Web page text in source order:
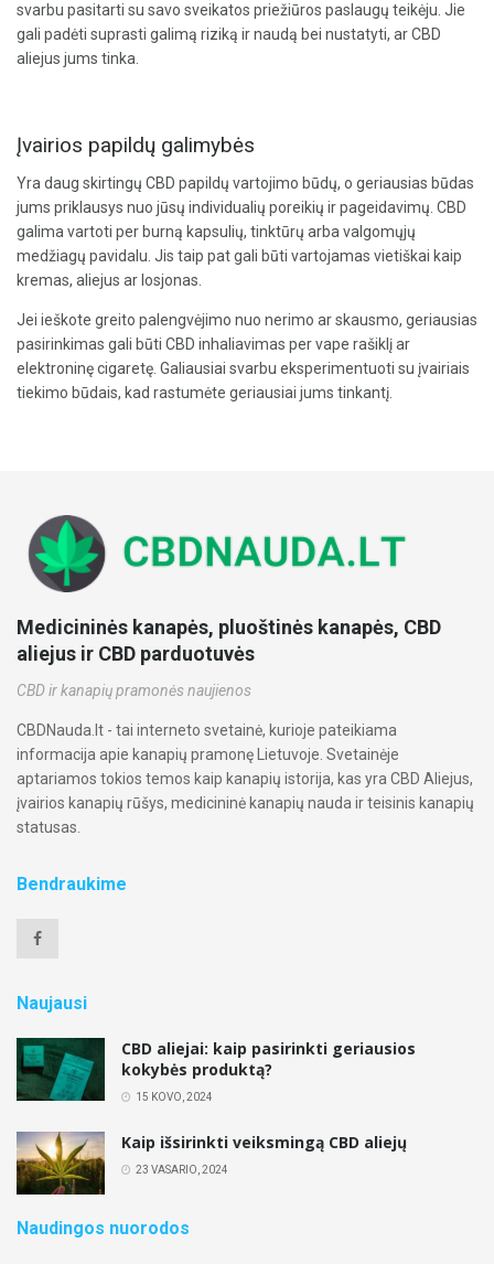
svarbu pasitarti su savo sveikatos priežiūros paslaugų teikėju. Jie
gali padėti suprasti galimą riziką ir naudą bei nustatyti, ar CBD
aliejus jums tinka.
Įvairios papildų galimybės
Yra daug skirtingų CBD papildų vartojimo būdų, o geriausias būdas
jums priklausys nuo jūsų individualių poreikių ir pageidavimų. CBD
galima vartoti per burną kapsulių, tinktūrų arba valgomųjų
medžiagų pavidalu. Jis taip pat gali būti vartojamas vietiškai kaip
kremas, aliejus ar losjonas.
Jei ieškote greito palengvėjimo nuo nerimo ar skausmo, geriausias
pasirinkimas gali būti CBD inhaliavimas per vape rašiklį ar
elektroninę cigaretę. Galiausiai svarbu eksperimentuoti su įvairiais
tiekimo būdais, kad rastumėte geriausiai jums tinkantį.
Medicininės kanapės, pluoštinės kanapės, CBD
aliejus ir CBD parduotuvės
CBD ir kanapių pramonės naujienos
CBDNauda.lt - tai interneto svetainė, kurioje pateikiama
informacija apie kanapių pramonę Lietuvoje. Svetainėje
aptariamos tokios temos kaip kanapių istorija, kas yra CBD Aliejus,
įvairios kanapių rūšys, medicininė kanapių nauda ir teisinis kanapių
statusas.
Bendraukime
Naujausi
CBD aliejai: kaip pasirinkti geriausios
kokybės produktą?
15 KOVO, 2024
Kaip išsirinkti veiksmingą CBD aliejų
23 VASARIO, 2024
Naudingos nuorodos